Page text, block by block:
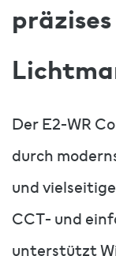
präzises
Der E2-WR
durch
und
CCT- und
unterstützt